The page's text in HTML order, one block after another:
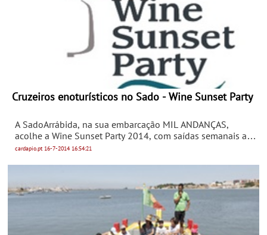
Cruzeiros enoturísticos no Sado - Wine Sunset Party
A SadoArrábida, na sua embarcação MIL ANDANÇAS,
acolhe a Wine Sunset Party 2014, com saídas semanais até
Setembro.
cardapio.pt 16-7-201416:54:21